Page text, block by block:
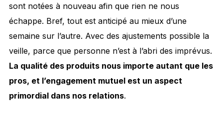
sont notées à nouveau afin que rien ne nous
échappe. Bref, tout est anticipé au mieux d’une
semaine sur l’autre. Avec des ajustements possible la
veille, parce que personne n’est à l’abri des imprévus.
La qualité des produits nous importe autant que les
pros, et l’engagement mutuel est un aspect
primordial dans nos relations.